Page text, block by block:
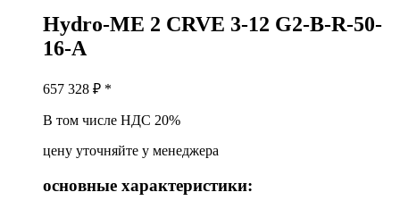
Hydro-ME 2 CRVE 3-12 G2-B-R-50-
16-A
657 328 ₽ *
В том числе НДС 20%
цену уточняйте у менеджера
основные характеристики: